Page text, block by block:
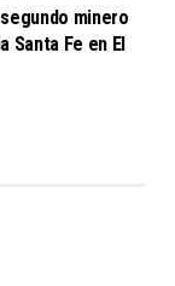
minero
Santa Fe en El